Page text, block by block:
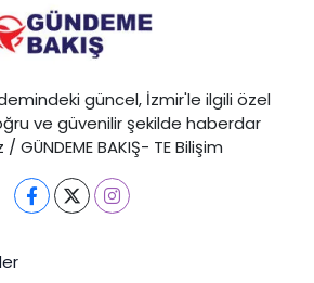
güncel, İzmir'le ilgili özel
ve güvenilir şekilde haberdar
GÜNDEME BAKIŞ- TE Bilişim